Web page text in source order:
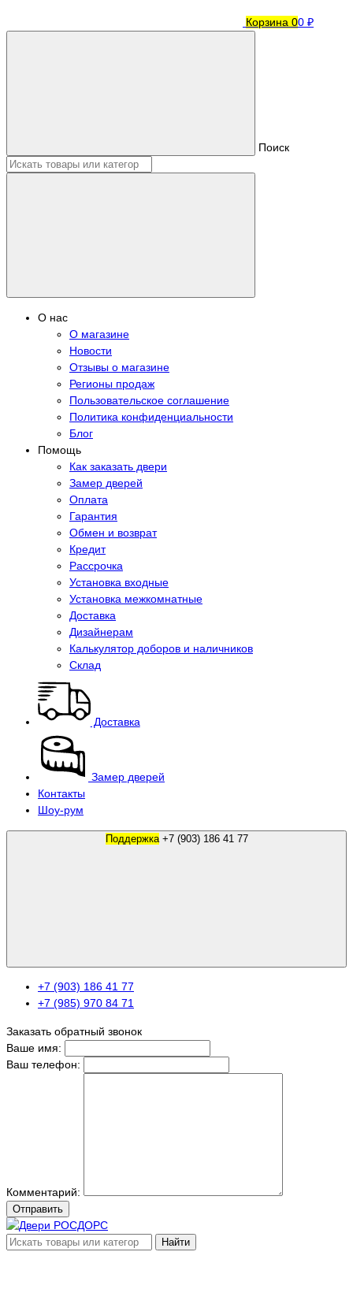
Корзина 00 ₽
Поиск
О нас
О магазине
Новости
Отзывы о магазине
Регионы продаж
Пользовательское соглашение
Политика конфиденциальности
Блог
Помощь
Как заказать двери
Замер дверей
Оплата
Гарантия
Обмен и возврат
Кредит
Рассрочка
Установка входные
Установка межкомнатные
Доставка
Дизайнерам
Калькулятор доборов и наличников
Склад
Доставка
Замер дверей
Контакты
Шоу-рум
Поддержка +7 (903) 186 41 77
+7 (903) 186 41 77
+7 (985) 970 84 71
Заказать обратный звонок
Ваше имя:
Ваш телефон:
Комментарий:
Отправить
Найти